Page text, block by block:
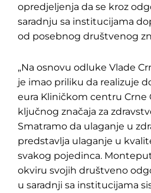
opredjeljenja da se kroz
saradnju sa institucijama
od posebnog društvenog
„Na osnovu odluke Vlade
je imao priliku da realizuje
eura Kliničkom centru Crne
ključnog značaja za
Smatramo da ulaganje u
predstavlja ulaganje u
svakog pojedinca.
okviru svojih društveno
u saradnji sa institucijama